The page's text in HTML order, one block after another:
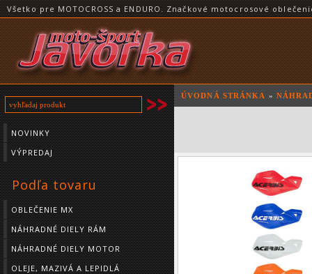
Všetko pre MOTOCROSS a ENDURO. Značkové motocrosové
NOVINKY
VÝPREDAJ
Podľa tovaru
OBLEČENIE MX
NÁHRADNÉ DIELY RÁM
NÁHRADNÉ DIELY MOTOR
OLEJE, MAZIVÁ A LEPIDLÁ
ÚVODNÁ STRÁNKA »